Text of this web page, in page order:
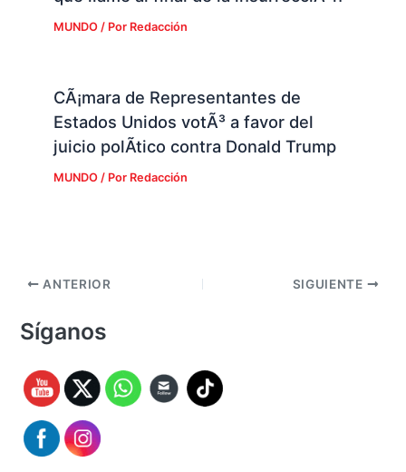
MUNDO/ Por Redacción
CÃ¡mara de Representantes de
Estados Unidos votÃ³ a favor del
juicio polÃ­tico contra Donald Trump
MUNDO/ Por Redacción
ANTERIOR SIGUIENTE
Síganos